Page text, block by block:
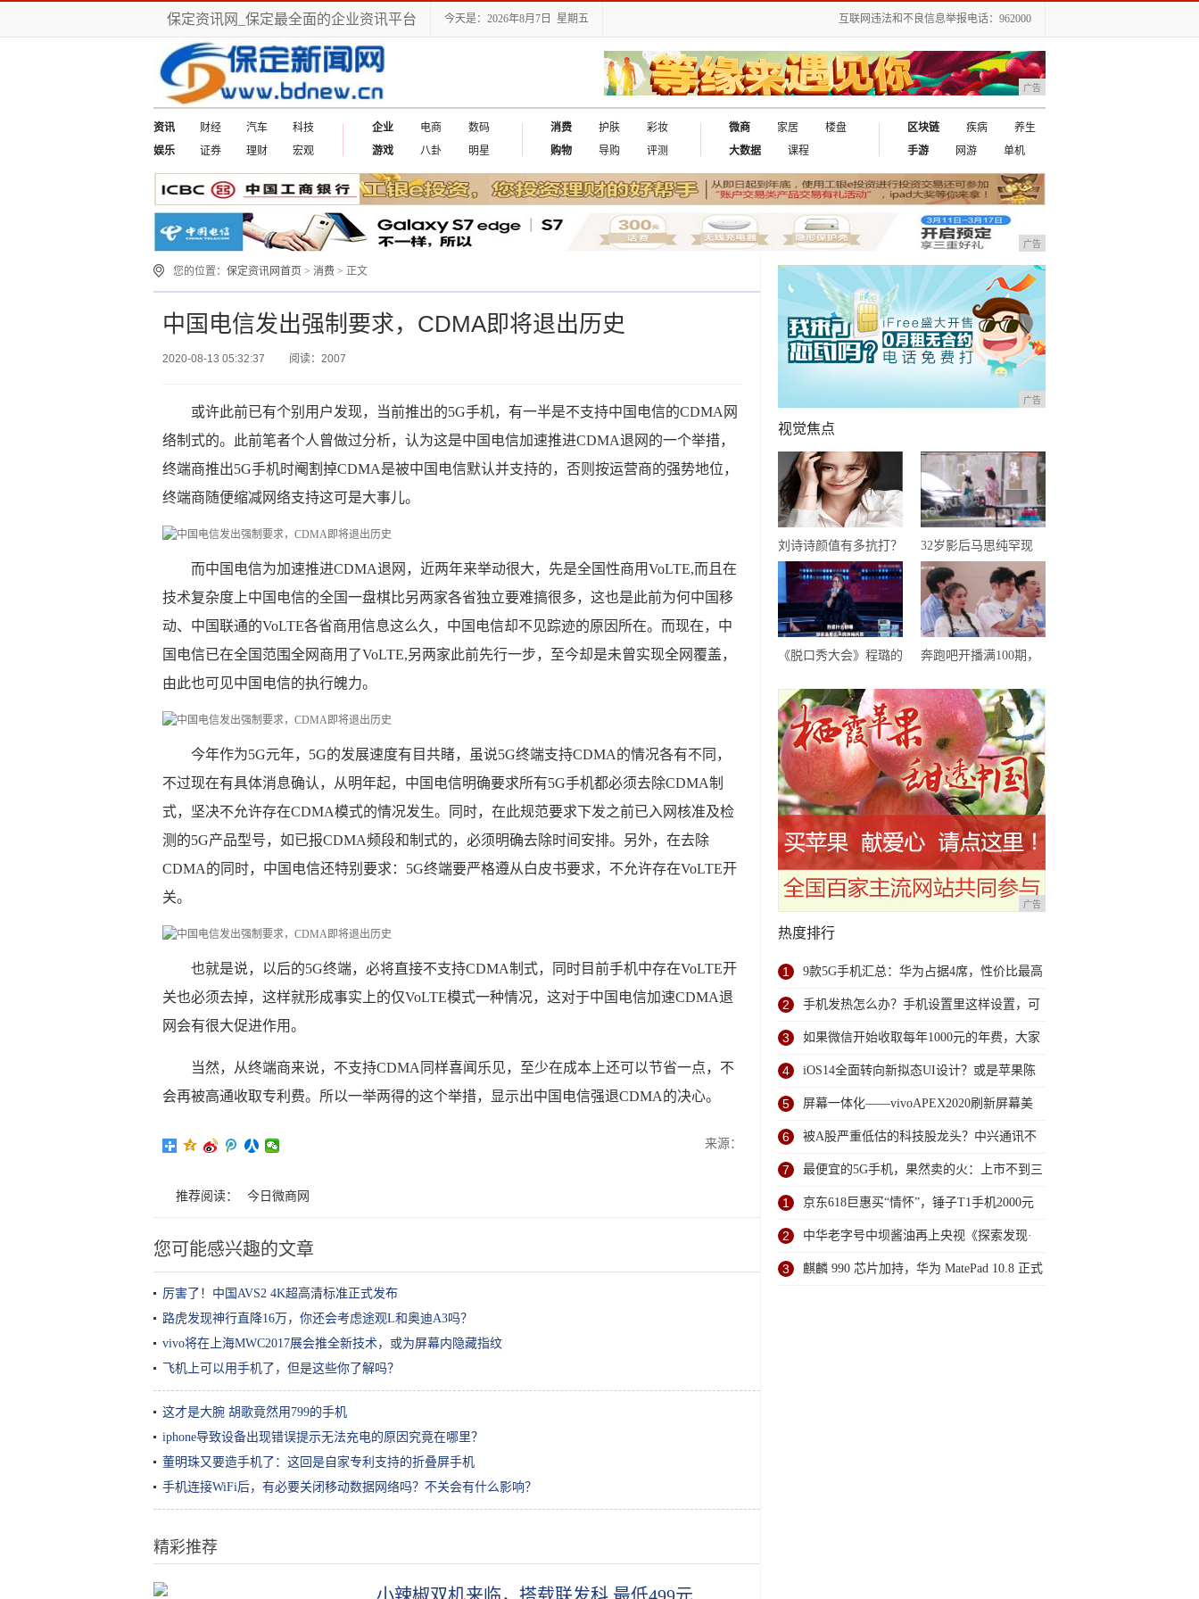
保定资讯网_保定最全面的企业资讯平台 今天是：2026年8月7日 星期五 互联网违法和不良信息举报电话：962000
广告
资讯 财经 汽车
科技
娱乐
证券 理财 宏观
企业 电商
数码
游戏
八卦 明星
消费 护肤
彩妆
购物
导购 评测
微商 家居
楼盘
大数据
课程
出国
区块链 疾病
养生
手游
网游 单机
广告
您的位置： 保定资讯网首页 > 消费 > 正文
中国电信发出强制要求，CDMA即将退出历史
2020-08-13 05:32:37 阅读：2007
或许此前已有个别用户发现，当前推出的5G手机，有一半是不支持中国电信的CDMA网
络制式的。此前笔者个人曾做过分析，认为这是中国电信加速推进CDMA退网的一个举措，
终端商推出5G手机时阉割掉CDMA是被中国电信默认并支持的，否则按运营商的强势地位，
终端商随便缩减网络支持这可是大事儿。
而中国电信为加速推进CDMA退网，近两年来举动很大，先是全国性商用VoLTE,而且在
技术复杂度上中国电信的全国一盘棋比另两家各省独立要难搞很多，这也是此前为何中国移
动、中国联通的VoLTE各省商用信息这么久，中国电信却不见踪迹的原因所在。而现在，中
国电信已在全国范围全网商用了VoLTE,另两家此前先行一步，至今却是未曾实现全网覆盖，
由此也可见中国电信的执行魄力。
今年作为5G元年，5G的发展速度有目共睹，虽说5G终端支持CDMA的情况各有不同，
不过现在有具体消息确认，从明年起，中国电信明确要求所有5G手机都必须去除CDMA制
式，坚决不允许存在CDMA模式的情况发生。同时，在此规范要求下发之前已入网核准及检
测的5G产品型号，如已报CDMA频段和制式的，必须明确去除时间安排。另外，在去除
CDMA的同时，中国电信还特别要求：5G终端要严格遵从白皮书要求，不允许存在VoLTE开
关。
也就是说，以后的5G终端，必将直接不支持CDMA制式，同时目前手机中存在VoLTE开
关也必须去掉，这样就形成事实上的仅VoLTE模式一种情况，这对于中国电信加速CDMA退
网会有很大促进作用。
当然，从终端商来说，不支持CDMA同样喜闻乐见，至少在成本上还可以节省一点，不
会再被高通收取专利费。所以一举两得的这个举措，显示出中国电信强退CDMA的决心。
来源：
推荐阅读： 今日微商网
您可能感兴趣的文章
厉害了！中国AVS2 4K超高清标准正式发布
路虎发现神行直降16万，你还会考虑途观L和奥迪A3吗？
vivo将在上海MWC2017展会推全新技术，或为屏幕内隐藏指纹
飞机上可以用手机了，但是这些你了解吗？
这才是大腕 胡歌竟然用799的手机
iphone导致设备出现错误提示无法充电的原因究竟在哪里？
董明珠又要造手机了：这回是自家专利支持的折叠屏手机
手机连接WiFi后，有必要关闭移动数据网络吗？不关会有什么影响？
精彩推荐
广告
视觉焦点
刘诗诗颜值有多抗打？
微博动态再次刷新认
知，网友：婚后生活和
谐
32岁影后马思纯罕现
身，大病后恢复良好，
只是体型仍肥胖惹人担
忧
《脱口秀大会》程璐的
拒绝爆灯，理由很赞
奔跑吧开播满100期，
成郭麒麟口中大傻小子
广告
热度排行
1 9款5G手机汇总：华为占据4席，性价比最高
的两款3千多就能买到
2 手机发热怎么办？手机设置里这样设置，可
以减少手机发热
3 如果微信开始收取每年1000元的年费，大家
还会不会使用微信？
4 iOS14全面转向新拟态UI设计？或是苹果陈
旧扁平设计最佳替代方案
5 屏幕一体化——vivoAPEX2020刷新屏幕美
学，创造舒适视觉享受
6 被A股严重低估的科技股龙头？中兴通讯不
到两年股价翻3倍
7 最便宜的5G手机，果然卖的火：上市不到三
个月国内卖了100万台
1 京东618巨惠买“情怀”，锤子T1手机2000元
到手
2 中华老字号中坝酱油再上央视《探索发现·
家乡至味》栏目
3 麒麟 990 芯片加持，华为 MatePad 10.8 正式